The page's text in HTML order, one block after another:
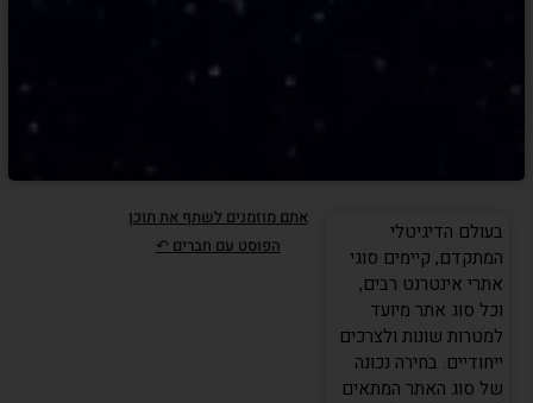
בעולם הדיגיטלי
המתקדם, קיימים סוגי
אתרי אינטרנט רבים,
וכל סוג אתר מיועד
למטרות שונות ולצרכים
ייחודיים. בחירה נכונה
של סוג האתר המתאים
אתם מוזמנים לשתף את תוכן
הפוסט עם חברים ↶